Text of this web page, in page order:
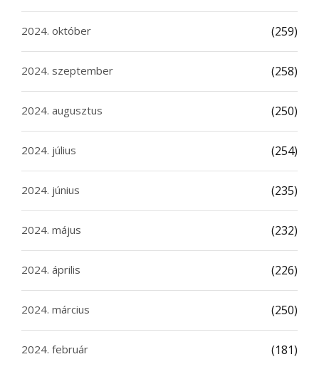
2024. október (259)
2024. szeptember (258)
2024. augusztus (250)
2024. július (254)
2024. június (235)
2024. május (232)
2024. április (226)
2024. március (250)
2024. február (181)